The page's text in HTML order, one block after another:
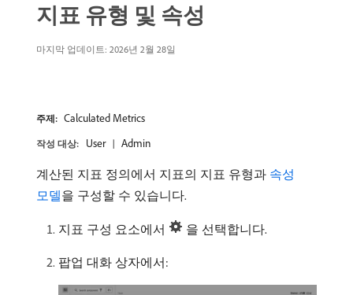
지표 유형 및 속성
마지막 업데이트: 2026년 2월 28일
주제: Calculated Metrics
작성 대상: User Admin
계산된 지표 정의에서 지표의 지표 유형과 속성
모델을 구성할 수 있습니다.
지표 구성 요소에서 을 선택합니다.
팝업 대화 상자에서: